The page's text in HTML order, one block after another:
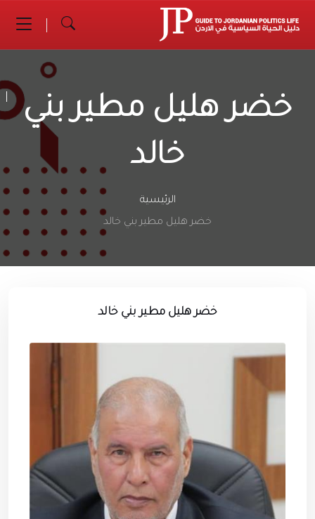
خضر هليل مطير بني
خالد
الرئيسية
خضر هليل مطير بني خالد
خضر هليل مطير بني خالد